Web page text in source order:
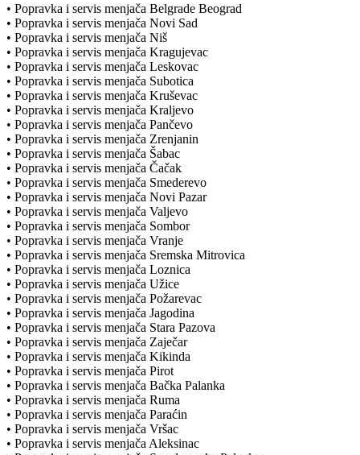
• Popravka i servis menjača Belgrade Beograd
• Popravka i servis menjača Novi Sad
• Popravka i servis menjača Niš
• Popravka i servis menjača Kragujevac
• Popravka i servis menjača Leskovac
• Popravka i servis menjača Subotica
• Popravka i servis menjača Kruševac
• Popravka i servis menjača Kraljevo
• Popravka i servis menjača Pančevo
• Popravka i servis menjača Zrenjanin
• Popravka i servis menjača Šabac
• Popravka i servis menjača Čačak
• Popravka i servis menjača Smederevo
• Popravka i servis menjača Novi Pazar
• Popravka i servis menjača Valjevo
• Popravka i servis menjača Sombor
• Popravka i servis menjača Vranje
• Popravka i servis menjača Sremska Mitrovica
• Popravka i servis menjača Loznica
• Popravka i servis menjača Užice
• Popravka i servis menjača Požarevac
• Popravka i servis menjača Jagodina
• Popravka i servis menjača Stara Pazova
• Popravka i servis menjača Zaječar
• Popravka i servis menjača Kikinda
• Popravka i servis menjača Pirot
• Popravka i servis menjača Bačka Palanka
• Popravka i servis menjača Ruma
• Popravka i servis menjača Paraćin
• Popravka i servis menjača Vršac
• Popravka i servis menjača Aleksinac